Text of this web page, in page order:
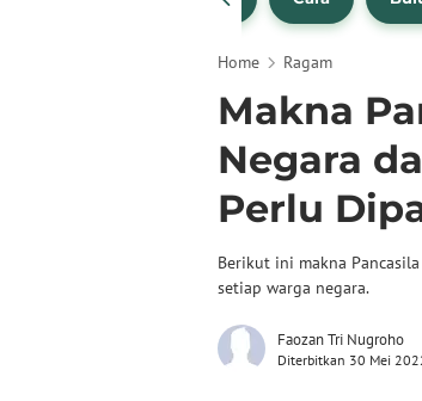
Home Ragam
Makna
Negara
Perlu
Berikut ini makna
setiap warga negara.
Faozan Tri Nugroho
Diterbitkan 30 Mei